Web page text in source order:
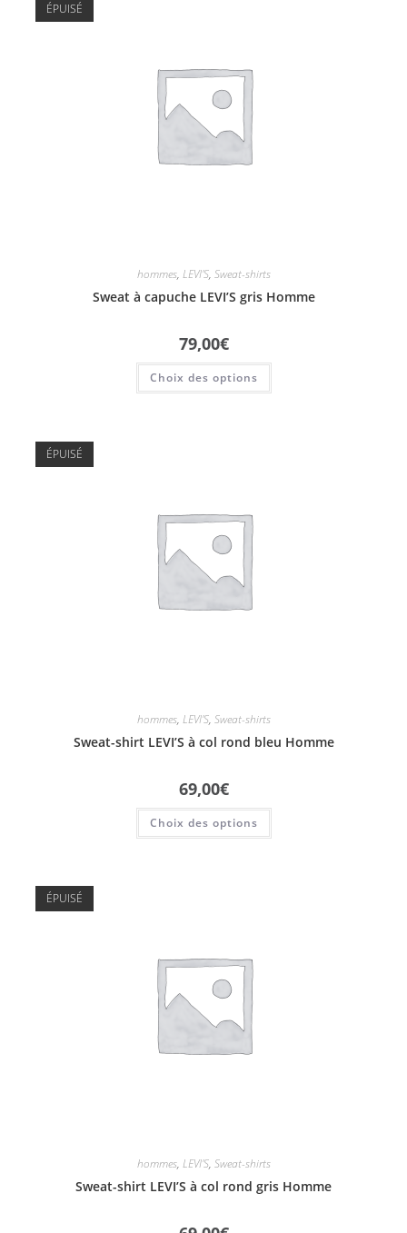
ÉPUISÉ
hommes, LEVI'S, Sweat-shirts
Sweat à capuche LEVI’S gris Homme
79,00€
Choix des options
ÉPUISÉ
hommes, LEVI'S, Sweat-shirts
Sweat-shirt LEVI’S à col rond bleu Homme
69,00€
Choix des options
ÉPUISÉ
hommes, LEVI'S, Sweat-shirts
Sweat-shirt LEVI’S à col rond gris Homme